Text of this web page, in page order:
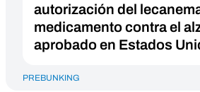
autorización del
medicamento contra el
aprobado en Estados
PREBUNKING